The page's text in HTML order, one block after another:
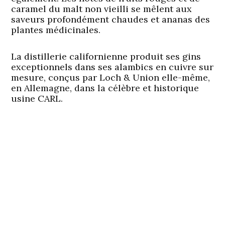
caramel du malt non vieilli se mêlent aux
saveurs profondément chaudes et ananas des
plantes médicinales.
La distillerie californienne produit ses gins
exceptionnels dans ses alambics en cuivre sur
mesure, conçus par Loch & Union elle-même,
en Allemagne, dans la célèbre et historique
usine CARL.